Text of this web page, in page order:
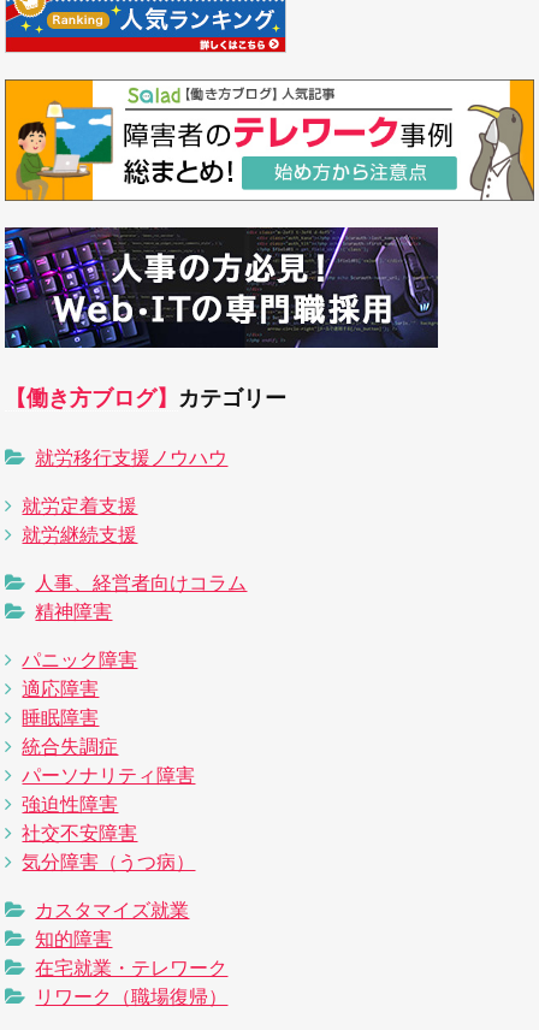
【働き方ブログ】 カテゴリー
就労移行支援ノウハウ
就労定着支援
就労継続支援
人事、経営者向けコラム
精神障害
パニック障害
適応障害
睡眠障害
統合失調症
パーソナリティ障害
強迫性障害
社交不安障害
気分障害（うつ病）
カスタマイズ就業
知的障害
在宅就業・テレワーク
リワーク（職場復帰）